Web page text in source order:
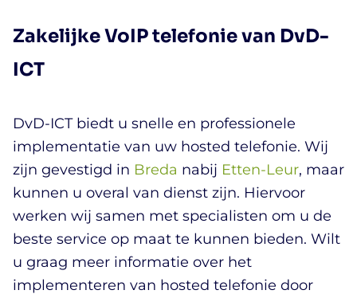
Zakelijke VoIP telefonie van DvD-
ICT
DvD-ICT biedt u snelle en professionele
implementatie van uw hosted telefonie. Wij
zijn gevestigd in Breda nabij Etten-Leur, maar
kunnen u overal van dienst zijn. Hiervoor
werken wij samen met specialisten om u de
beste service op maat te kunnen bieden. Wilt
u graag meer informatie over het
implementeren van hosted telefonie door